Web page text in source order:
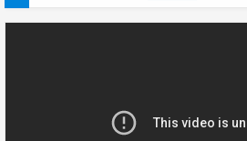
31 May
2025